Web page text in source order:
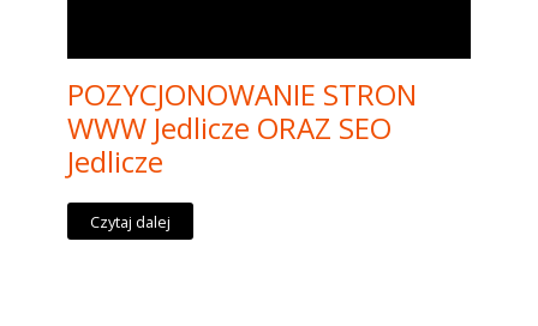
POZYCJONOWANIE STRON
WWW Jedlicze ORAZ SEO
Jedlicze
Czytaj dalej